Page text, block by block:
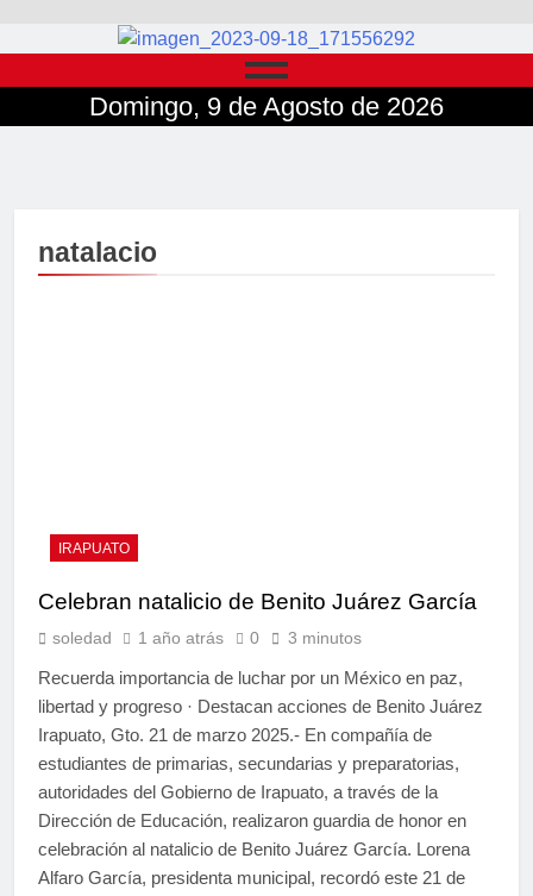
Domingo, 9 de Agosto de 2026
natalacio
IRAPUATO
Celebran natalicio de Benito Juárez García
soledad 1 año atrás 0 3 minutos
Recuerda importancia de luchar por un México en paz,
libertad y progreso · Destacan acciones de Benito Juárez
Irapuato, Gto. 21 de marzo 2025.- En compañía de
estudiantes de primarias, secundarias y preparatorias,
autoridades del Gobierno de Irapuato, a través de la
Dirección de Educación, realizaron guardia de honor en
celebración al natalicio de Benito Juárez García. Lorena
Alfaro García, presidenta municipal, recordó este 21 de